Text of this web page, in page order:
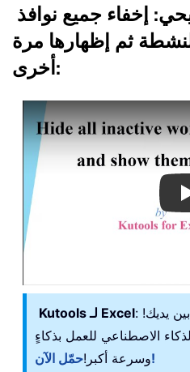
إخفاء جميع نوافذ
ثم إظهارها مرة
أخرى:
Kutools لـ Excel: أكثر من 300 أداة مفيدة بين يديك!
الاصطناعي للعمل بذكاءٍ
وسرعة أكبر!حمّل الآن!